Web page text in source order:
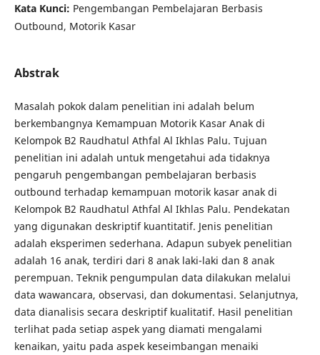
Kata Kunci: Pengembangan Pembelajaran Berbasis
Outbound, Motorik Kasar
Abstrak
Masalah pokok dalam penelitian ini adalah belum
berkembangnya Kemampuan Motorik Kasar Anak di
Kelompok B2 Raudhatul Athfal Al Ikhlas Palu. Tujuan
penelitian ini adalah untuk mengetahui ada tidaknya
pengaruh pengembangan pembelajaran berbasis
outbound terhadap kemampuan motorik kasar anak di
Kelompok B2 Raudhatul Athfal Al Ikhlas Palu. Pendekatan
yang digunakan deskriptif kuantitatif. Jenis penelitian
adalah eksperimen sederhana. Adapun subyek penelitian
adalah 16 anak, terdiri dari 8 anak laki-laki dan 8 anak
perempuan. Teknik pengumpulan data dilakukan melalui
data wawancara, observasi, dan dokumentasi. Selanjutnya,
data dianalisis secara deskriptif kualitatif. Hasil penelitian
terlihat pada setiap aspek yang diamati mengalami
kenaikan, yaitu pada aspek keseimbangan menaiki